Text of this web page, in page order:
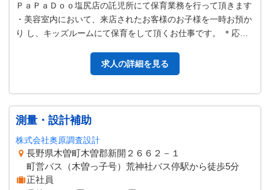
ＰａＰａＤｏｏ塩尻店の託児所にて保育業務を行って頂きます
・美容室内において、来店されたお客様のお子様を一時お預か
り し、キッズルームにて保育をして頂くお仕事です。 ＊応募
求人の詳細を見る
測量・設計補助
株式会社奥原調査設計
長野県木曽町木曽郡新開２６６２－１
町営バス（木曽っ子号）荒神社バス停駅から徒歩5分
正社員